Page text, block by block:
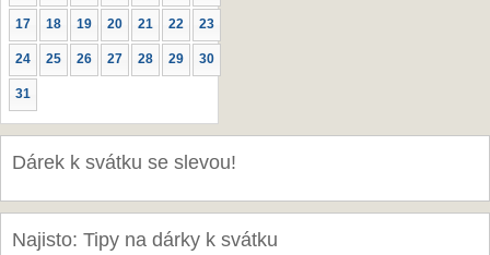
17 18 19 20 21 22 23
24 25 26 27 28 29 30
31
Dárek k svátku se slevou!
Najisto: Tipy na dárky k svátku